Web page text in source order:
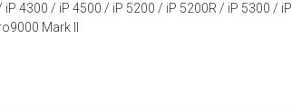
4300 / iP 4500 / iP 5200 / iP 5200R / iP 5300 /
Mark II